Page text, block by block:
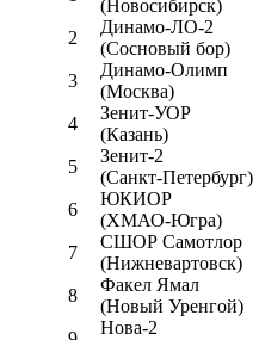
(Новосибирск)
2
Динамо-ЛО-2
(Сосновый бор)
3
Динамо-Олимп
(Москва)
4
Зенит-УОР
(Казань)
5
Зенит-2
(Санкт-Петербург)
6
ЮКИОР
(ХМАО-Югра)
7
СШОР Самотлор
(Нижневартовск)
8
Факел Ямал
(Новый Уренгой)
Нова-2